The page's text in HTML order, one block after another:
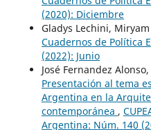
(2020): Diciembre
Gladys Lechini,
Cuadernos de Política
(2022): Junio
José Fernandez
Presentación al tema
Argentina en la
contemporánea ,
Argentina: Núm. 140